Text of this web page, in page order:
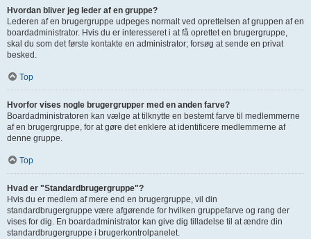
Hvordan bliver jeg leder af en gruppe?
Lederen af en brugergruppe udpeges normalt ved oprettelsen af gruppen af en
boardadministrator. Hvis du er interesseret i at få oprettet en brugergruppe,
skal du som det første kontakte en administrator; forsøg at sende en privat
besked.
Top
Hvorfor vises nogle brugergrupper med en anden farve?
Boardadministratoren kan vælge at tilknytte en bestemt farve til medlemmerne
af en brugergruppe, for at gøre det enklere at identificere medlemmerne af
denne gruppe.
Top
Hvad er "Standardbrugergruppe"?
Hvis du er medlem af mere end en brugergruppe, vil din
standardbrugergruppe være afgørende for hvilken gruppefarve og rang der
vises for dig. En boardadministrator kan give dig tilladelse til at ændre din
standardbrugergruppe i brugerkontrolpanelet.